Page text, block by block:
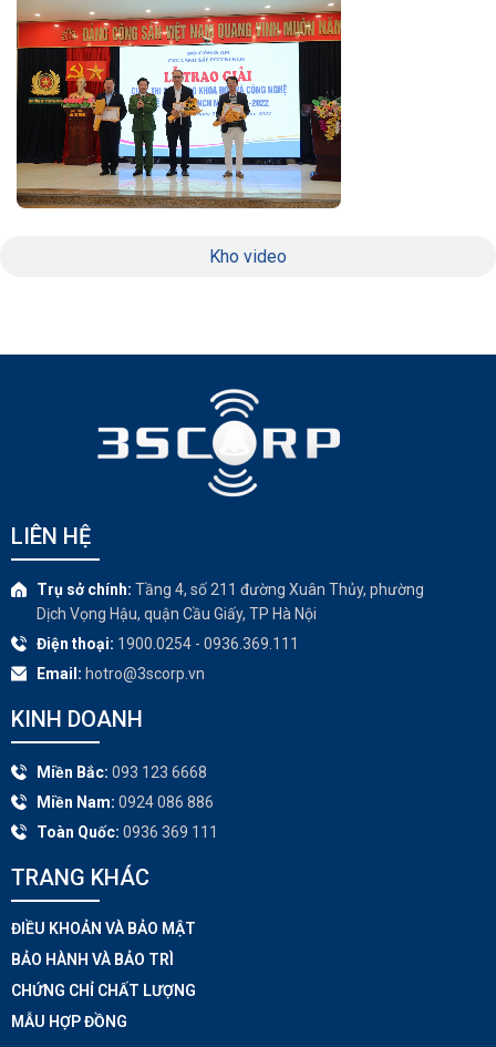
Kho video
LIÊN HỆ
Trụ sở chính: Tầng 4, số 211 đường Xuân Thủy, phường
Dịch Vọng Hậu, quận Cầu Giấy, TP Hà Nội
Điện thoại: 1900.0254 - 0936.369.111
Email: hotro@3scorp.vn
KINH DOANH
Miền Bắc: 093 123 6668
Miền Nam: 0924 086 886
Toàn Quốc: 0936 369 111
TRANG KHÁC​
ĐIỀU KHOẢN VÀ BẢO MẬT
BẢO HÀNH VÀ BẢO TRÌ
CHỨNG CHỈ CHẤT LƯỢNG
MẪU HỢP ĐỒNG